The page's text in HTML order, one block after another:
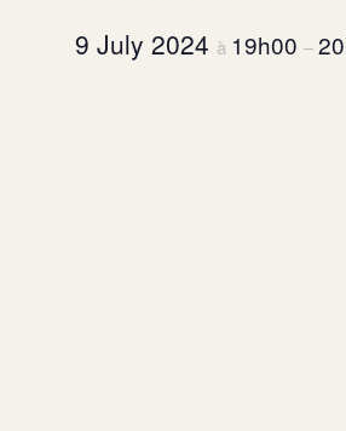
9 July 2024 à 19h00–